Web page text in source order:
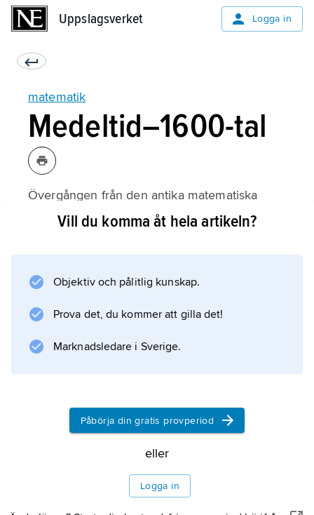
Uppslagsverket Logga in
matematik
Medeltid–1600-tal
Övergången från den antika matematiska
traditionen till den moderna (västerländska)
senmedeltiden och renässansen. Den
islamiska matematiken
vidareutvecklade väsentliga delar av den
Information om artikeln
Vill du komma åt hela artikeln?
Objektiv och pålitlig kunskap.
Prova det, du kommer att gilla det!
Marknadsledare i Sverige.
Påbörja din gratis provperiod
eller
Logga in